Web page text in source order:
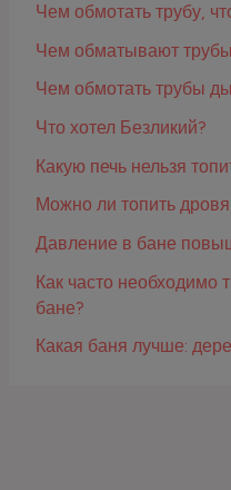
Чем обмотать трубу,
Чем обматывают
Чем обмотать трубы
Что хотел Безликий?
Какую печь нельзя
Можно ли топить
Давление в бане
Как часто необходимо
бане?
Какая баня лучше: